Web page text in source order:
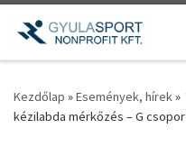
Teljes tartalom megjelenítése
Kezdőlap »Események, hírek»
kézilabda mérkőzés – G